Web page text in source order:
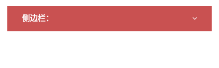
侧边栏：